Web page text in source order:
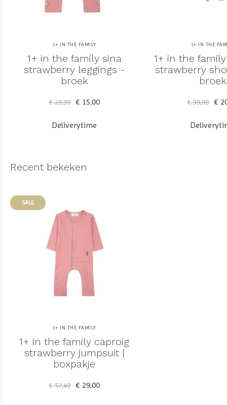
1+ IN THE FAMILY
1+ in the family sina
strawberry leggings -
broek
€ 29,99 € 15,00
Deliverytime
1+ IN THE
1+ in the
strawberry
broek
€ 39,99 €
Recent bekeken
SALE
1+ IN THE FAMILY
1+ in the family caproig
strawberry jumpsuit |
boxpakje
€ 57,49 € 29,00